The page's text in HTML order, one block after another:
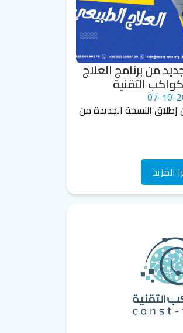
من برنامج العلاج
التقنية
07-10-
إطلاق النسخة الجديدة من
المزيد